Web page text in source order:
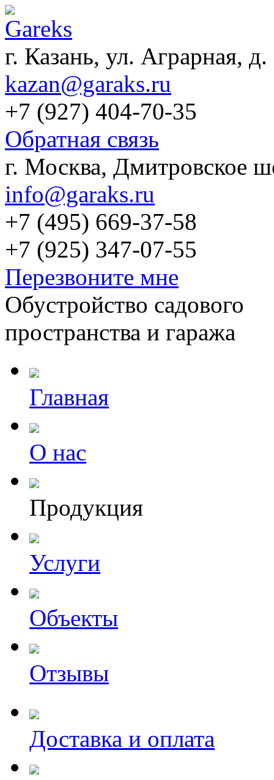
г. Казань, ул. Аграрная, д.
kazan@garaks.ru
+7 (927) 404-70-35
Обратная связь
г. Москва, Дмитровское
info@garaks.ru
+7 (495) 669-37-58
+7 (925) 347-07-55
Перезвоните мне
Обустройство садового
пространства и гаража
Главная
О нас
Продукция
Услуги
Объекты
Отзывы
Доставка и оплата